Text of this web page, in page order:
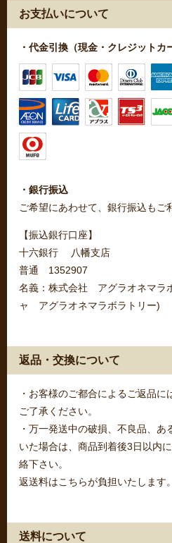
お支払いについて
・代金引換（現金・クレジットカ
・銀行振込
ご希望にあわせて、銀行振込もご
【振込銀行口座】
十六銀行 八幡支店
普通 1352907
名義：株式会社 アグラオネマラ
ャ アグラオネマラボラトリー)
返品・交換について
・お客様のご都合によるご返品
ご了承ください。
・万一発送中の破損、不良品、
いた場合は、商品到着後3日以内
絡下さい。
返送料はこちらが負担いたします。
送料について